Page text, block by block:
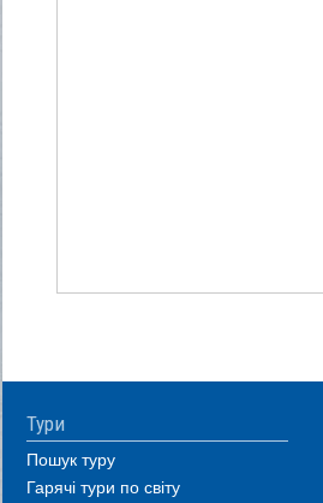
Тури
Пошук туру
Гарячі тури по світу